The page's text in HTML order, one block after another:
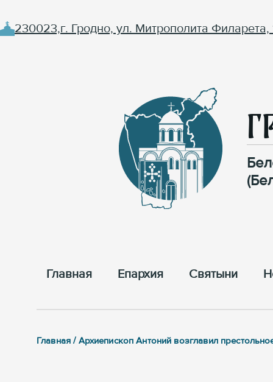
230023,г. Гродно, ул. Митрополита Филарета,
Главная Епархия Cвятыни
Главная / Архиепископ Антоний возглавил